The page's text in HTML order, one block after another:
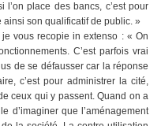
place des bancs, c’est pour
ainsi son qualificatif de public. »
vous recopie in extenso : « On
C’est parfois vrai
de se défausser car la réponse
c’est pour administrer la cité,
ceux qui y passent. Quand on a
d’imaginer que l’aménagement